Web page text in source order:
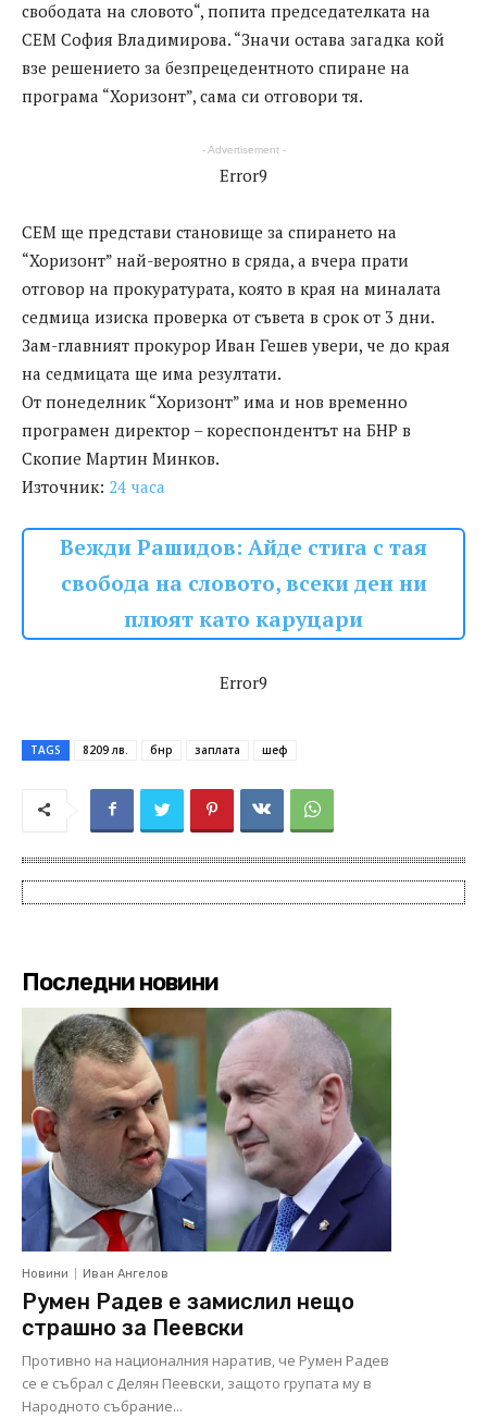
свободата на словото“, попита председателката на
СЕМ София Владимирова. “Значи остава загадка кой
взе решението за безпрецедентното спиране на
програма “Хоризонт”, сама си отговори тя.
- Advertisement -
Error9
СЕМ ще представи становище за спирането на
“Хоризонт” най-вероятно в сряда, а вчера прати
отговор на прокуратурата, която в края на миналата
седмица изиска проверка от съвета в срок от 3 дни.
Зам-главният прокурор Иван Гешев увери, че до края
на седмицата ще има резултати.
От понеделник “Хоризонт” има и нов временно
програмен директор – кореспондентът на БНР в
Скопие Мартин Минков.
Източник: 24 часа
Вежди Рашидов: Айде стига с тая
свобода на словото, всеки ден ни
плюят като каруцари
Error9
TAGS 8209 лв. бнр заплата шеф
Последни новини
Новини Иван Ангелов
Румен Радев е замислил нещо
страшно за Пеевски
Противно на националния наратив, че Румен Радев
се е събрал с Делян Пеевски, защото групата му в
Народното събрание...